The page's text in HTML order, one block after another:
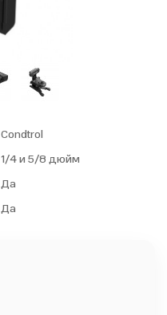
Condtrol
1/4 и 5/8 дюйм
Да
Да